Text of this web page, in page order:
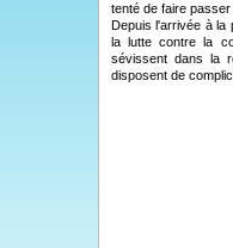
tenté de faire
Depuis l'arrivée à la
la lutte contre la
sévissent dans la
disposent de